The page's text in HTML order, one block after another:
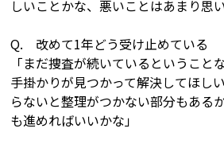
しいことかな、悪いことはあまり思
Q. 改めて1年どう受け止めている
「まだ捜査が続いているということ
手掛かりが見つかって解決してほし
らないと整理がつかない部分もある
も進めればいいかな」